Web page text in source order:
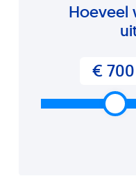
Hoeveel
€ 700